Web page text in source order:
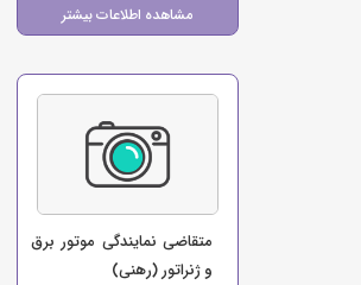
مشاهده اطلاعات بیشتر
متقاضی نمایندگی موتور برق
و ژنراتور (رهنی)